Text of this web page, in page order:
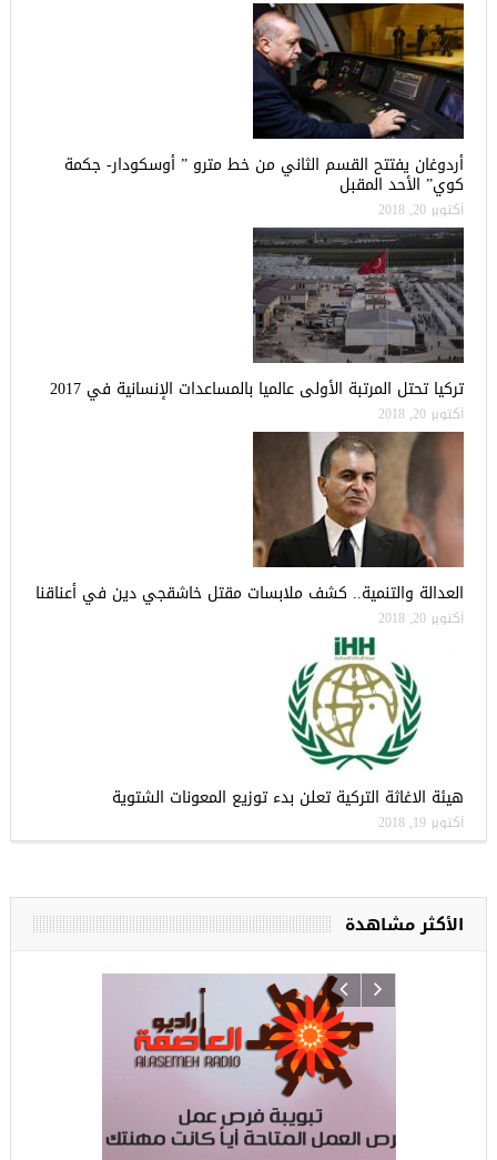
أردوغان يفتتح القسم الثاني من خط مترو ” أوسكودار- جكمة
كوي” الأحد المقبل
أكتوبر 20, 2018
تركيا تحتل المرتبة الأولى عالميا بالمساعدات الإنسانية في 2017
أكتوبر 20, 2018
العدالة والتنمية.. كشف ملابسات مقتل خاشقجي دين في أعناقنا
أكتوبر 20, 2018
هيئة الاغاثة التركية تعلن بدء توزيع المعونات الشتوية
أكتوبر 19, 2018
الأكثر مشاهدة